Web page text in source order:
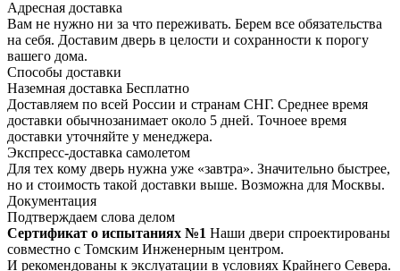
Адресная доставка
Вам не нужно ни за что переживать. Берем все обязательства
на себя. Доставим дверь в целости и сохранности к порогу
вашего дома.
Способы доставки
Наземная доставка Бесплатно
Доставляем по всей России и странам СНГ. Среднее время
доставки обычнозанимает около 5 дней. Точноее время
доставки уточняйте у менеджера.
Экспресс-доставка самолетом
Для тех кому дверь нужна уже «завтра». Значительно быстрее,
но и стоимость такой доставки выше. Возможна для Москвы.
Документация
Подтверждаем слова делом
Сертификат о испытаниях №1 Наши двери спроектированы
совместно с Томским Инженерным центром.
И рекомендованы к экслуатации в условиях Крайнего Севера.